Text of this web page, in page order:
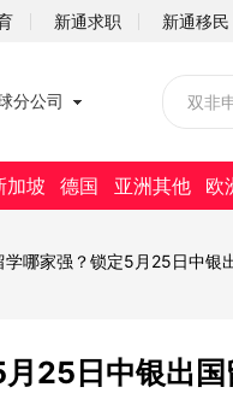
新通求职 新通移民
分公司
加坡 德国 亚洲其他 欧
学哪家强？锁定5月25日中银
25日中银出